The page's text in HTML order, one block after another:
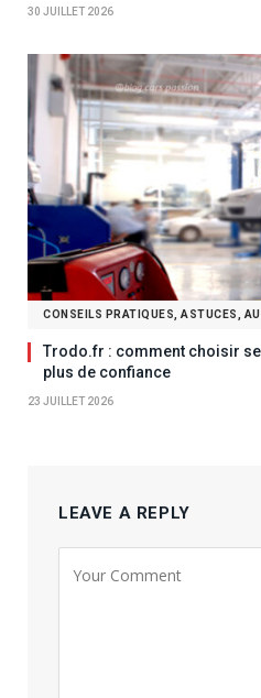
30 JUILLET 2026
CONSEILS PRATIQUES, ASTUCES,
Trodo.fr : comment choisir
plus de confiance
23 JUILLET 2026
LEAVE A REPLY